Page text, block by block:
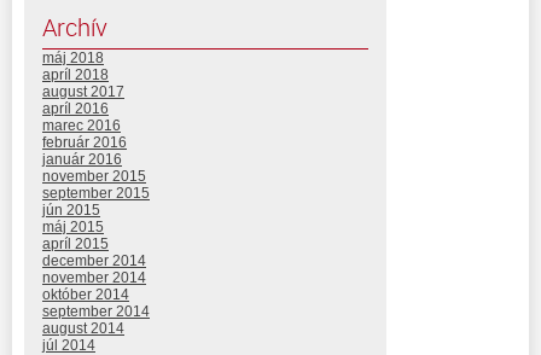
Archív
máj 2018
apríl 2018
august 2017
apríl 2016
marec 2016
február 2016
január 2016
november 2015
september 2015
jún 2015
máj 2015
apríl 2015
december 2014
november 2014
október 2014
september 2014
august 2014
júl 2014